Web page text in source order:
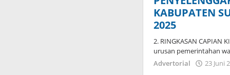
KABUPATEN
2025
2. RINGKASAN CAPIAN
urusan pemerintahan
Advertorial
23 Juni